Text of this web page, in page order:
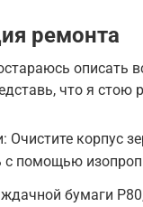
ремонта
описать
что я стою
Очистите корпус
с помощью
бумаги